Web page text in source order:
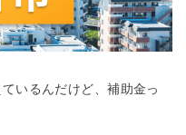
いるんだけど、補助金っ